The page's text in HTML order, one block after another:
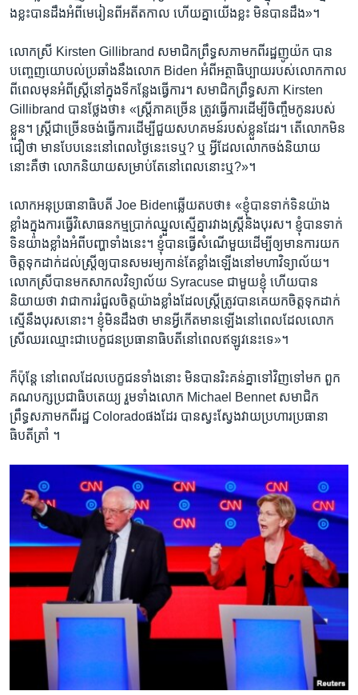
ង​ខ្លះ​បាន​ដឹង​អំពីមេរៀន​ពី​អតីតកាល ​ហើយ​គ្នា​យើង​ខ្លះ ​មិន​បាន​ដឹង»។
លោក​ស្រី ​Kirsten Gillibrand​ សមាជិក​ព្រឹទ្ធសភា​មក​ពី​រដ្ឋ​ញូយ៉ក ​បាន​
បញ្ចេញ​យោ​បល់​ប្រឆាំង​នឹងលោក ​Biden​ អំពី​អត្ថាធិប្បាយរបស់​លោក​កាល​
ពី​ពេល​មុន​អំពី​ស្រ្តី​នៅ​ក្នុង​ទីកន្លែង​ធ្វើ​ការ។ សមាជិក​ព្រឹទ្ធសភា ​Kirsten
Gillibrand​ បាន​ថ្លែង​ថា៖ «ស្រ្តី​ភាគ​ច្រើន ​ត្រូវ​ធ្វើ​ការ​ដើម្បី​ចិញ្ចឹម​កូន​របស់​
ខ្លួន។ ស្រ្តី​ជាច្រើន​ចង់​ធ្វើ​ការ​ដើម្បី​ជួយ​សហ​គមន៍​របស់​ខ្លួនដែរ។ តើ​លោក​មិន​
ជឿថា ​មាន​បែប​នេះ​នៅពេល​ថ្ងៃ​នេះ​ទេ​ឬ? ឬ ​អ្វី​ដែល​លោក​ចង់​និយាយ​
នោះគឺ​ថា ​លោក​និយាយ​សម្រាប់​តែ​នៅ​ពេល​នោះ​ឬ?»។
លោក​អនុ​ប្រធានា​ធិបតី Joe Bidenឆ្លើយ​តប​ថា៖ «ខ្ញុំ​បាន​ទាក់​ទិន​យ៉ាង​
ខ្លាំងក្នុង​ការ​ធ្វើ​វិសោធនកម្ម​ប្រាក់​ឈ្នួល​ស្មើ​គ្នា​រវាង​ស្រ្តី​និង​បុរស។ ខ្ញុំបានទាក់​
ទិន​យ៉ាងខ្លាំង​អំពី​បញ្ហា​ទាំង​នេះ។​ ខ្ញុំ​បានធ្វើ​សំណើ​មួយដើម្បី​ឲ្យ​មាន​ការ​យក​
ចិត្ត​ទុក​ដាក់​ដល់​ស្រ្តី​ឲ្យ​បាន​សមរម្យ​កាន់​តែ​ខ្លាំង​ឡើង​នៅមហា​វិទ្យា​ល័យ។
លោក​ស្រី​បាន​មកសាកល​វិទ្យា​ល័យ​ Syracuse​ ជាមួយ​ខ្ញុំ ​ហើយ​បាន​
និយាយ​ថា ​វា​ជា​ការ​រំជួល​ចិត្ត​យ៉ាង​ខ្លាំង​ដែល​ស្រ្តី​ត្រូវ​បាន​គេ​យក​ចិត្ត​ទុក​ដាក់​
ស្មើ​នឹង​បុរស​នោះ។ ខ្ញុំ​មិន​ដឹង​ថា ​មាន​អ្វី​កើត​មាន​ឡើង​នៅ​ពេលដែល​លោក​
ស្រី​ឈរ​ឈ្មោះ​ជា​បេក្ខជន​ប្រធានា​ធិបតី​នៅ​ពេល​ឥឡូវ​នេះ​ទេ»។
ក៏ប៉ុន្តែ ​នៅពេល​ដែល​បេក្ខជន​ទាំង​នោះ ​មិន​បាន​រិះគន់​គ្នា​ទៅ​វិញ​ទៅមក ​ពួក​
គណបក្ស​ប្រជា​ធិបតេយ្យ រួម​ទាំង​លោក Michael Bennet សមាជិក​
ព្រឹទ្ធសភា​មក​ពីរដ្ឋ Colorado​ផងដែរ បាន​ស្វះស្វែង​វាយ​ប្រហារប្រធានា​
ធិបតី​ត្រាំ ។